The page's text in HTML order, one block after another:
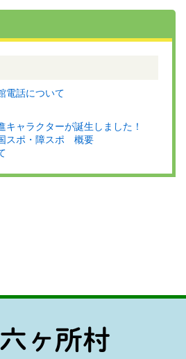
電話について
キャラクターが誕生しました！
スポ・障スポ 概要